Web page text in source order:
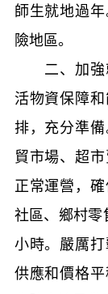
師生就地過
險地區。
二、加強
活物資保障
排，充分準
貿市場、超
正常運營，
社區、鄉村
小時。嚴厲
供應和價格